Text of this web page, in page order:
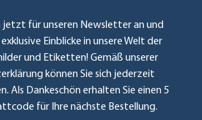
jetzt für unseren Newsletter an und
exklusive Einblicke in unsere Welt der
und Etiketten! Gemäß unserer
können Sie sich jederzeit
Als Dankeschön erhalten Sie einen 5
für Ihre nächste Bestellung.